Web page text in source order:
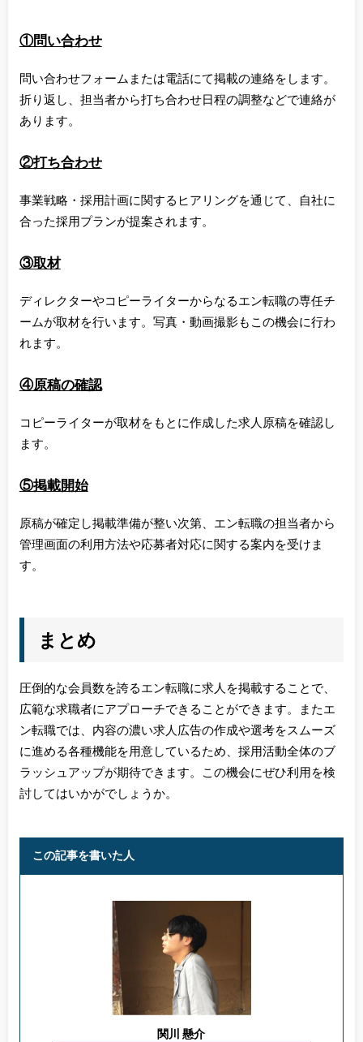
①問い合わせ
問い合わせフォームまたは電話にて掲載の連絡をします。
折り返し、担当者から打ち合わせ日程の調整などで連絡が
あります。
②打ち合わせ
事業戦略・採用計画に関するヒアリングを通じて、自社に
合った採用プランが提案されます。
③取材
ディレクターやコピーライターからなるエン転職の専任チ
ームが取材を行います。写真・動画撮影もこの機会に行わ
れます。
④原稿の確認
コピーライターが取材をもとに作成した求人原稿を確認し
ます。
⑤掲載開始
原稿が確定し掲載準備が整い次第、エン転職の担当者から
管理画面の利用方法や応募者対応に関する案内を受けま
す。
まとめ
圧倒的な会員数を誇るエン転職に求人を掲載することで、
広範な求職者にアプローチできることができます。またエ
ン転職では、内容の濃い求人広告の作成や選考をスムーズ
に進める各種機能を用意しているため、採用活動全体のブ
ラッシュアップが期待できます。この機会にぜひ利用を検
討してはいかがでしょうか。
この記事を書いた人
関川 懸介